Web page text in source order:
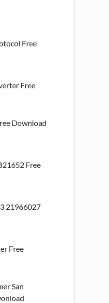
Free
Free
Download
Free
21966027
Free
San